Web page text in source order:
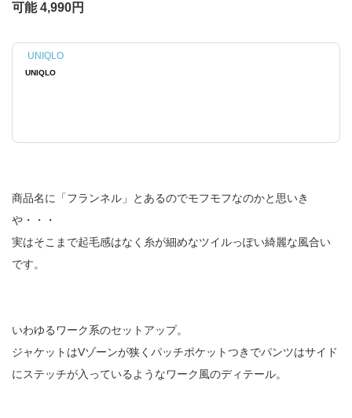
可能 4,990円
UNIQLO
UNIQLO
商品名に「フランネル」とあるのでモフモフなのかと思いき
や・・・
実はそこまで起毛感はなく糸が細めなツイルっぽい綺麗な風合い
です。
いわゆるワーク系のセットアップ。
ジャケットはVゾーンが狭くパッチポケットつきでパンツはサイド
にステッチが入っているようなワーク風のディテール。